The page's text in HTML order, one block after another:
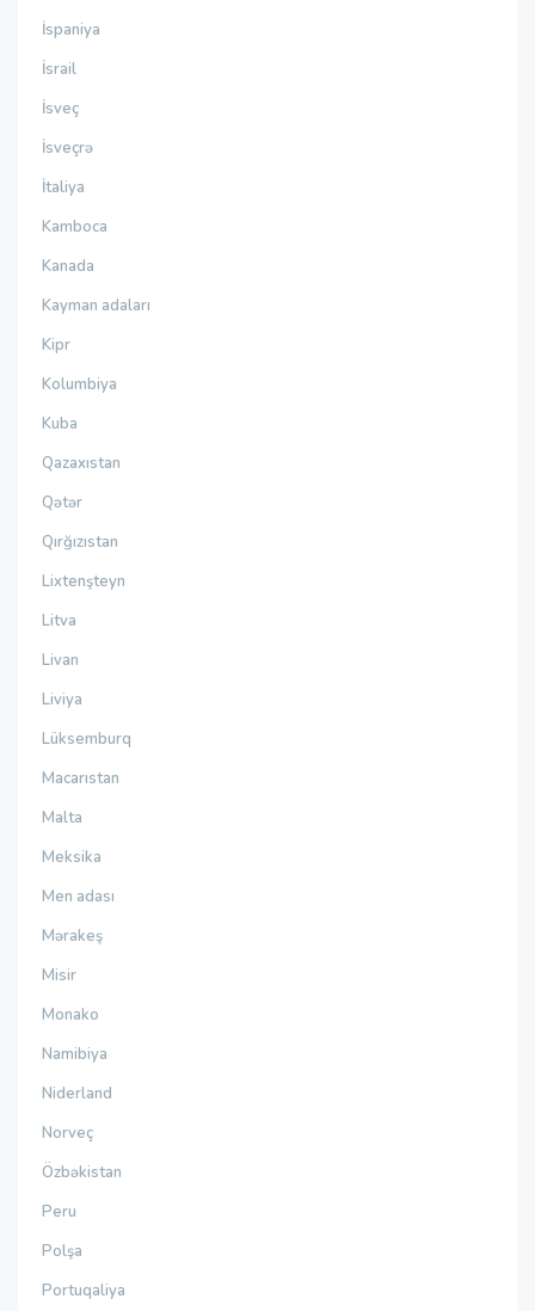
İspaniya
İsrail
İsveç
İsveçrə
İtaliya
Kamboca
Kanada
Kayman adaları
Kipr
Kolumbiya
Kuba
Qazaxıstan
Qətər
Qırğızıstan
Lixtenşteyn
Litva
Livan
Liviya
Lüksemburq
Macarıstan
Malta
Meksika
Men adası
Mərakeş
Misir
Monako
Namibiya
Niderland
Norveç
Özbəkistan
Peru
Polşa
Portuqaliya